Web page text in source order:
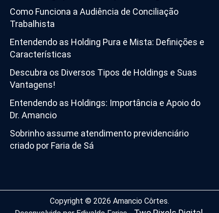
Como Funciona a Audiência de Conciliação
Trabalhista
Entendendo as Holding Pura e Mista: Definições e
Características
Descubra os Diversos Tipos de Holdings e Suas
Vantagens!
Entendendo as Holdings: Importância e Apoio do
Dr. Amancio
Sobrinho assume atendimento previdenciário
criado por Faria de Sá
Copyright © 2026 Amancio Côrtes.